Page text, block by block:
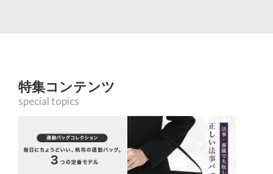
特集コンテンツ
special topics